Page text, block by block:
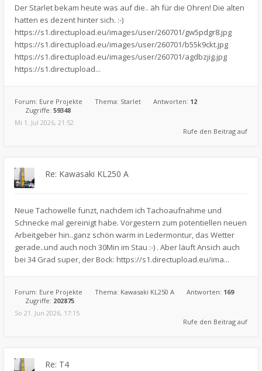
Der Starlet bekam heute was auf die.. äh für die Ohren! Die alten
hatten es dezent hinter sich. :-)
https://s1.directupload.eu/images/user/260701/gw5pdgr8.jpg
https://s1.directupload.eu/images/user/260701/b55k9ckt.jpg
https://s1.directupload.eu/images/user/260701/agdbzjig.jpg
https://s1.directupload...
Forum: Eure Projekte Thema: Starlet Antworten: 12
Zugriffe: 59348
Mi 1. Jul 2026, 21:52
Rufe den Beitrag auf
Re: Kawasaki KL250 A
Neue Tachowelle funzt, nachdem ich Tachoaufnahme und
Schnecke mal gereinigt habe. Vorgestern zum potentiellen neuen
Arbeitgeber hin..ganz schön warm in Ledermontur, das Wetter
gerade..und auch noch 30Min im Stau :-) . Aber läuft Ansich auch
bei 34 Grad super, der Bock: https://s1.directupload.eu/ima...
Forum: Eure Projekte Thema: Kawasaki KL250 A Antworten: 169
Zugriffe: 202875
So 21. Jun 2026, 17:15
Rufe den Beitrag auf
Re: T4